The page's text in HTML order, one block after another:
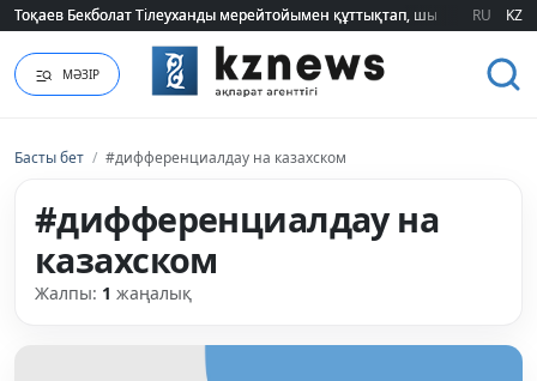
Тоқаев Бекболат Тілеуханды мерейтойымен құттықтап, шығармашылық
Тоқаев Бекболат Тілеуханды мерейтойымен құттықтап, шығармашылық
RU KZ
МӘЗІР
Басты бет / #дифференциалдау на казахском
#дифференциалдау на
казахском
Жалпы: 1 жаңалық